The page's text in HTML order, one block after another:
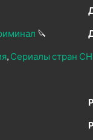
🔪
Сериалы стран